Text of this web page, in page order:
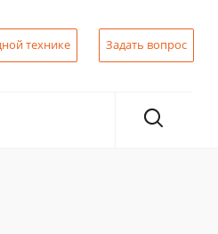
технике Задать вопрос